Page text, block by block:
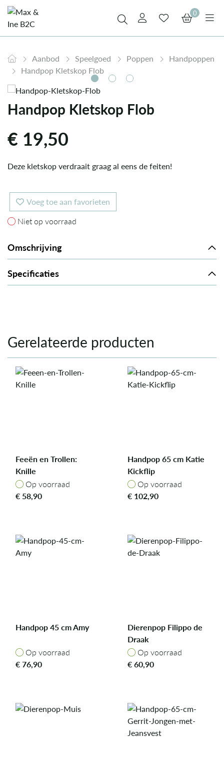
0
Aanbod Speelgoed Poppen
Handpoppen
Handpop Kletskop Flob
Handpop Kletskop Flob
€ 19,50
Deze kletskop verdraait graag al eens de feiten!
Voeg toe aan favorieten
Niet op voorraad
Niet op voorraad
Omschrijving
Specificaties
Gerelateerde producten
Feeën en Trollen:
Knille
Op voorraad
Op voorraad
€ 58,90
Handpop 65 cm Katie
Kickflip
Op voorraad
Op voorraad
€ 102,90
Handpop 45 cm Amy
Op voorraad
Op voorraad
€76,90
Dierenpop Filippo de
Draak
Op voorraad
Op voorraad
€60,90